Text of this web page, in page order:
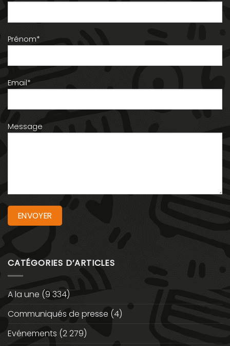
Prénom*
Email*
Message
CATÉGORIES D’ARTICLES
A la une (9 334)
Communiqués de presse (4)
Evénements (2 279)